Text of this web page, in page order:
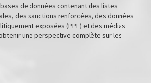
de données contenant des listes
des sanctions renforcées, des données
exposées (PPE) et des médias
une perspective complète sur les